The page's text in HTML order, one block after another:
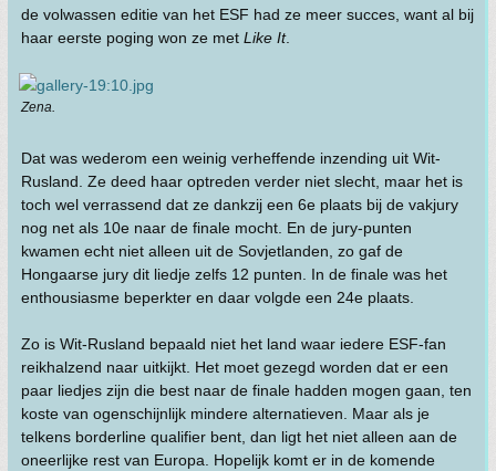
de volwassen editie van het ESF had ze meer succes, want al bij
haar eerste poging won ze met Like It.
Zena.
Dat was wederom een weinig verheffende inzending uit Wit-
Rusland. Ze deed haar optreden verder niet slecht, maar het is
toch wel verrassend dat ze dankzij een 6e plaats bij de vakjury
nog net als 10e naar de finale mocht. En de jury-punten
kwamen echt niet alleen uit de Sovjetlanden, zo gaf de
Hongaarse jury dit liedje zelfs 12 punten. In de finale was het
enthousiasme beperkter en daar volgde een 24e plaats.
Zo is Wit-Rusland bepaald niet het land waar iedere ESF-fan
reikhalzend naar uitkijkt. Het moet gezegd worden dat er een
paar liedjes zijn die best naar de finale hadden mogen gaan, ten
koste van ogenschijnlijk mindere alternatieven. Maar als je
telkens borderline qualifier bent, dan ligt het niet alleen aan de
oneerlijke rest van Europa. Hopelijk komt er in de komende